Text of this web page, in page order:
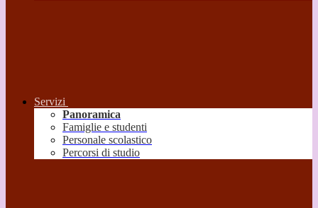
Servizi
Panoramica
Famiglie e studenti
Personale scolastico
Percorsi di studio